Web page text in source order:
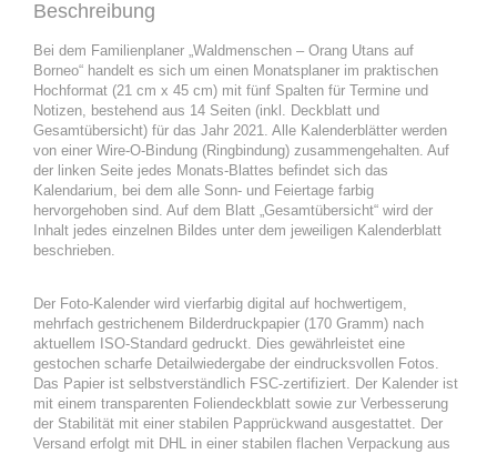
Beschreibung
Bei dem Familienplaner „Waldmenschen – Orang Utans auf
Borneo“ handelt es sich um einen Monatsplaner im praktischen
Hochformat (21 cm x 45 cm) mit fünf Spalten für Termine und
Notizen, bestehend aus 14 Seiten (inkl. Deckblatt und
Gesamtübersicht) für das Jahr 2021. Alle Kalenderblätter werden
von einer Wire-O-Bindung (Ringbindung) zusammengehalten. Auf
der linken Seite jedes Monats-Blattes befindet sich das
Kalendarium, bei dem alle Sonn- und Feiertage farbig
hervorgehoben sind. Auf dem Blatt „Gesamtübersicht“ wird der
Inhalt jedes einzelnen Bildes unter dem jeweiligen Kalenderblatt
beschrieben.
Der Foto-Kalender wird vierfarbig digital auf hochwertigem,
mehrfach gestrichenem Bilderdruckpapier (170 Gramm) nach
aktuellem ISO-Standard gedruckt. Dies gewährleistet eine
gestochen scharfe Detailwiedergabe der eindrucksvollen Fotos.
Das Papier ist selbstverständlich FSC-zertifiziert. Der Kalender ist
mit einem transparenten Foliendeckblatt sowie zur Verbesserung
der Stabilität mit einer stabilen Papprückwand ausgestattet. Der
Versand erfolgt mit DHL in einer stabilen flachen Verpackung aus